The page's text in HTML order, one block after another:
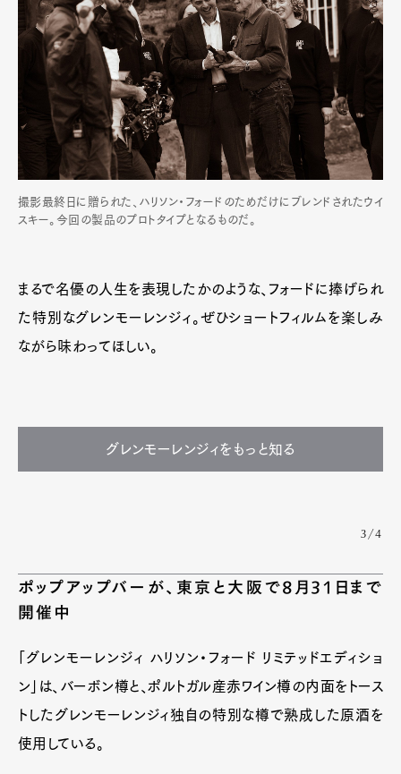
撮影最終日に贈られた、ハリソン・フォードのためだけにブレンドされたウイ
スキー。今回の製品のプロトタイプとなるものだ。
まるで名優の人生を表現したかのような、フォードに捧げられ
た特別なグレンモーレンジィ。ぜひショートフィルムを楽しみ
ながら味わってほしい。
グレンモーレンジィをもっと知る
3/4
ポップアップバーが、東京と大阪で8月31日まで
開催中
「グレンモーレンジィ ハリソン・フォード リミテッドエディショ
ン」は、バーボン樽と、ポルトガル産赤ワイン樽の内面をトース
トしたグレンモーレンジィ独自の特別な樽で熟成した原酒を
使用している。